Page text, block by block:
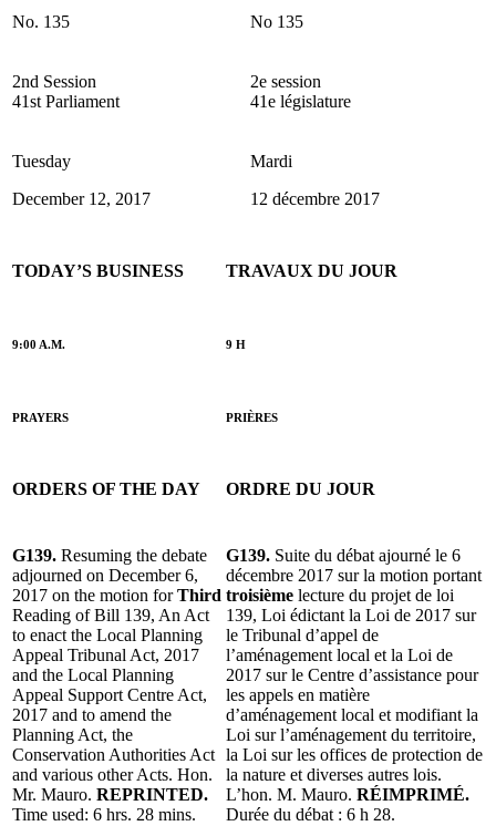
No. 135 No 135
2nd Session
41st Parliament
2e session
41e législature
Tuesday
December 12, 2017
Mardi
12 décembre 2017
TODAY’S BUSINESS TRAVAUX DU JOUR
9:00 A.M. 9 H
PRAYERS PRIÈRES
ORDERS OF THE DAY ORDRE DU JOUR
G139. Resuming the debate
adjourned on December 6,
2017 on the motion forThird
Reading of Bill 139, An Act
to enact the Local Planning
Appeal Tribunal Act, 2017
and the Local Planning
Appeal Support Centre Act,
2017 and to amend the
Planning Act, the
Conservation Authorities Act
and various other Acts. Hon.
Mr. Mauro. REPRINTED.
Time used: 6 hrs. 28 mins.
G139. Suite du débat ajourné le 6
décembre 2017 sur la motion portant
troisième lecture du projet de loi
139, Loi édictant la Loi de 2017 sur
le Tribunal d’appel de
l’aménagement local et la Loi de
2017 sur le Centre d’assistance pour
les appels en matière
d’aménagement local et modifiant la
Loi sur l’aménagement du territoire,
la Loi sur les offices de protection de
la nature et diverses autres lois.
L’hon. M. Mauro. RÉIMPRIMÉ.
Durée du débat : 6 h 28.